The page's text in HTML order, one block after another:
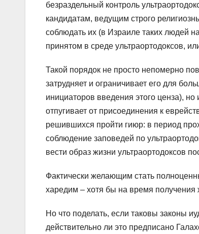
безраздельный контроль
кандидатам, ведущим строго
соблюдать их (в Израиле таких людей
принятом в среде ультраортодоксов,
Такой порядок не просто непомерно
затрудняет и ограничивает его для
инициаторов введения этого ценза),
отпугивает от присоединения к
решившихся пройти гиюр: в период
соблюдение заповедей по
вести образ жизни ультраортодоксов
Фактически желающим стать
харедим – хотя бы на время получения
Но что поделать, если таковы законы
действительно ли это предписано